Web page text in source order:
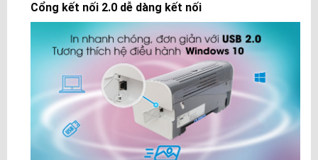
Cổng kết nối 2.0 dễ dàng kết nối